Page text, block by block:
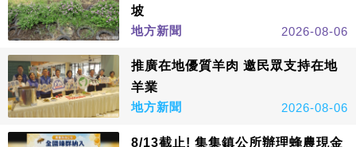
坡
地方新聞
2026-08-06
推廣在地優質羊肉 邀民眾支持在地
羊業
地方新聞
2026-08-06
8/13截止! 集集鎮公所辦理蜂農現金